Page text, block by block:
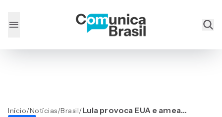
Início/Notícias/Brasil/Lula provoca EUA e ameaça